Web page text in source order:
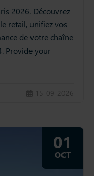
2026. Découvrez
retail, unifiez vos
de votre chaîne
Provide your
15-09-2026
01
OCT